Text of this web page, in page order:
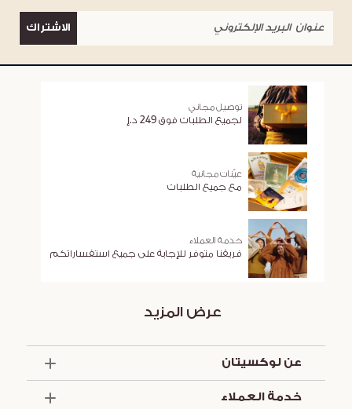
الاشتراك
توصيل مجاني
لجميع الطلبات فوق 249 د.إ
عيّنات مجانية
مع جميع الطلبات
خدمة العملاء
فريقنا متوفر للإجابة على جميع استفساراتكم
عرض المزيد
عن لوكسيتان
خدمة العملاء